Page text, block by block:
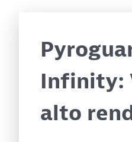
Infinity:
alto